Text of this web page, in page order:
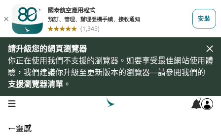
請升級您的網頁瀏覽器
你正在使用我們不支援的瀏覽器。如要享受最佳網站使用體
驗，我們建議你升級至更新版本的瀏覽器—請參閱我們的
支援瀏覽器清單 。
open navigation menu 7
靈感